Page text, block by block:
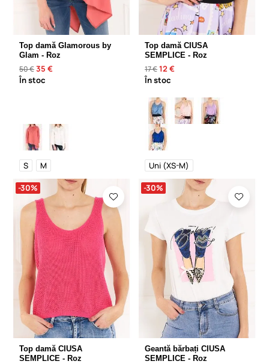
Top damă Glamorous by
Glam - Roz
50 €35 €
În stoc
S M
Top damă CIUSA
SEMPLICE - Roz
17 €12 €
În stoc
Uni (XS-M)
-30%
Top damă CIUSA
SEMPLICE - Roz
-30%
Geantă bărbați CIUSA
SEMPLICE - Roz